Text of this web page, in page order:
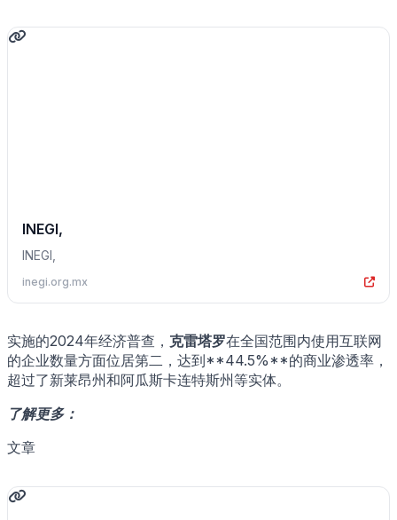
INEGI,
INEGI,
inegi.org.mx
实施的2024年经济普查， 克雷塔罗在全国范围内使用互联网
的企业数量方面位居第二，达到**44.5%**的商业渗透率，
超过了新莱昂州和阿瓜斯卡连特斯州等实体。
了解更多：
文章